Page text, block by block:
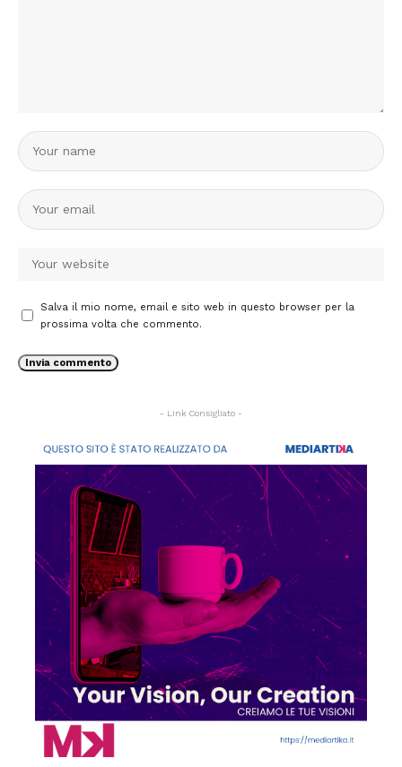
Salva il mio nome, email e sito web in questo browser per la
prossima volta che commento.
- Link Consigliato -